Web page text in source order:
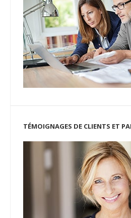
TÉMOIGNAGES DE CLIENTS ET